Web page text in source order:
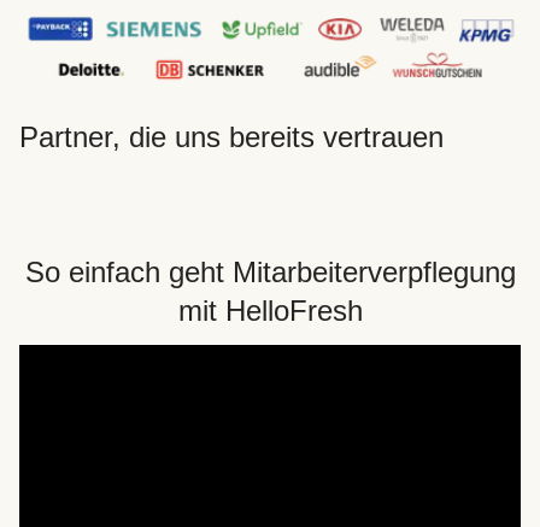
Partner, die uns bereits vertrauen
So einfach geht Mitarbeiterverpflegung
mit HelloFresh